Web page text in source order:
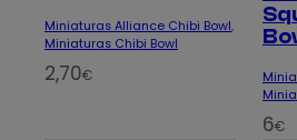
Miniaturas Alliance Chibi Bowl
Miniaturas Chibi Bowl
2,70€
6€